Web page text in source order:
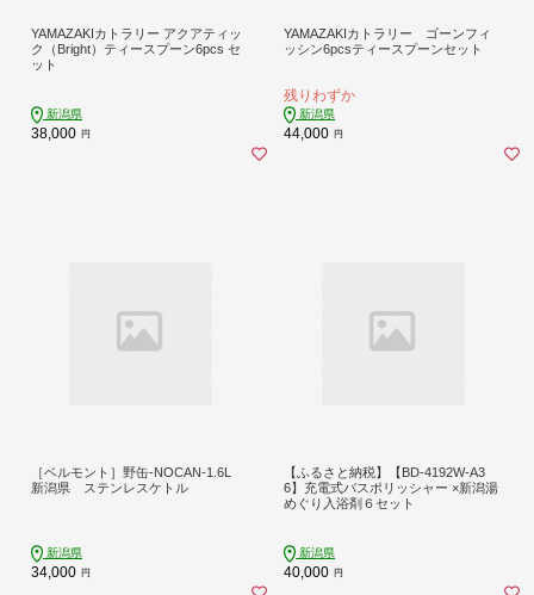
YAMAZAKIカトラリー アクアティッ
ク（Bright）ティースプーン6pcs セ
ット
新潟県
38,000 円
YAMAZAKIカトラリー ゴーンフィ
ッシン6pcsティースプーンセット
残りわずか
新潟県
44,000 円
［ベルモント］野缶-NOCAN-1.6L
新潟県 ステンレスケトル
新潟県
34,000 円
【ふるさと納税】【BD-4192W-A3
6】充電式バスポリッシャー ×新潟湯
めぐり入浴剤６セット
新潟県
40,000 円